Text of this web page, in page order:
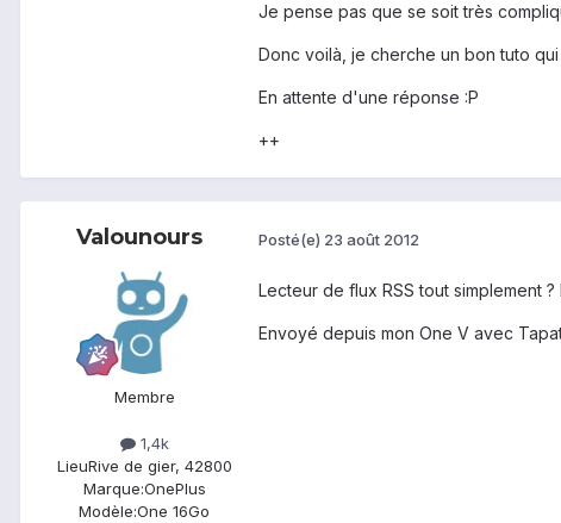
Je pense pas que se soit très
Donc voilà, je cherche un bon tuto
En attente d'une réponse :P
++
Valounours
Membre
1,4k
LieuRive de gier, 42800
Marque:OnePlus
Modèle:One 16Go
Posté(e) 23 août 2012
Lecteur de flux RSS tout simplement
Envoyé depuis mon One V avec